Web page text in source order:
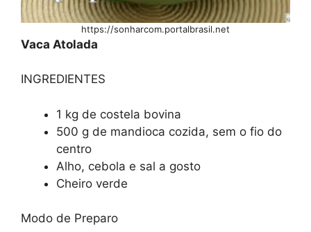
https://sonharcom.portalbrasil.net
Vaca Atolada
INGREDIENTES
1 kg de costela bovina
500 g de mandioca cozida, sem o fio do
centro
Alho, cebola e sal a gosto
Cheiro verde
Modo de Preparo